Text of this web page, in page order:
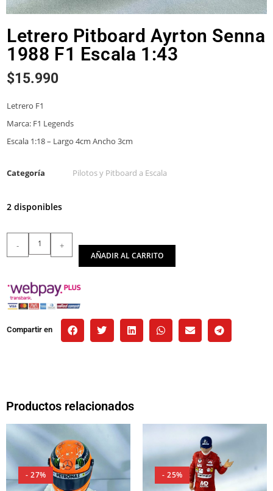
Letrero Pitboard Ayrton Senna
1988 F1 Escala 1:43
$15.990
Letrero F1
Marca: F1 Legends
Escala 1:18 – Largo 4cm Ancho 3cm
Categoría Pilotos y Pitboard a Escala
2 disponibles
- +
AÑADIR AL CARRITO
Compartir en
Productos relacionados
- 27% - 25%